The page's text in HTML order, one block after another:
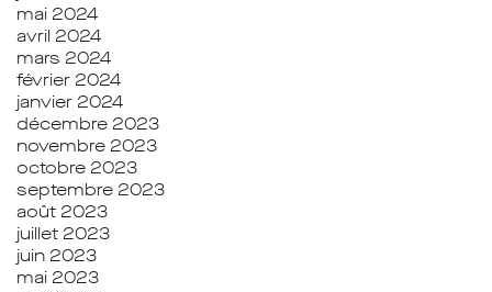
mai 2024
avril 2024
mars 2024
février 2024
janvier 2024
décembre 2023
novembre 2023
octobre 2023
septembre 2023
août 2023
juillet 2023
juin 2023
mai 2023